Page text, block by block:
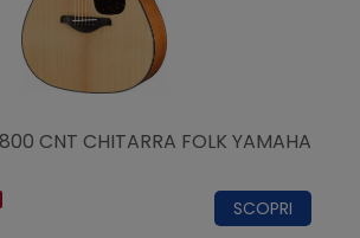
CNT CHITARRA FOLK YAMAHA
SCOPRI